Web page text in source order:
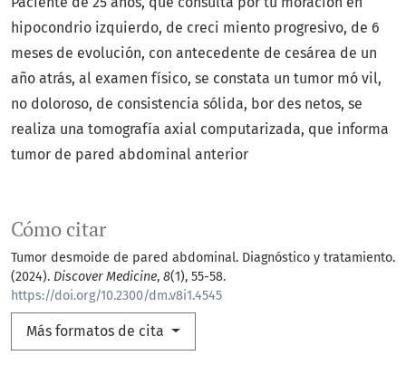
Cómo citar
Tumor desmoide de pared abdominal. Diagnóstico y tratamiento.
(2024). Discover Medicine, 8(1), 55-58.
https://doi.org/10.2300/dm.v8i1.4545
Más formatos de cita
hipocondrio izquierdo, de creci miento progresivo, de 6
meses de evolución, con antecedente de cesárea de un
año atrás, al examen físico, se constata un tumor mó vil,
no doloroso, de consistencia sólida, bor des netos, se
realiza una tomografía axial computarizada, que informa
tumor de pared abdominal anterior